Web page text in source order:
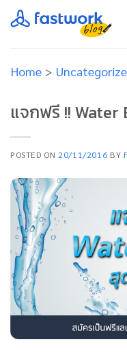
Skip
to
Home >
แจกฟรี !!
POSTED ON 20/11/2016 BY